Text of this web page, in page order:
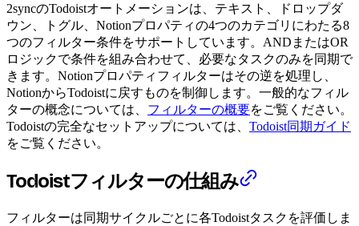
2syncのTodoistオートメーションは、テキスト、ドロップダ
ウン、トグル、Notionプロパティの4つのカテゴリにわたる8
つのフィルター条件をサポートしています。ANDまたはOR
ロジックで条件を組み合わせて、必要なタスクのみを同期で
きます。Notionプロパティフィルターはその逆を処理し、
NotionからTodoistに戻すものを制御します。一般的なフィル
ターの概念については、 フィルターの概要をご覧ください。
Todoistの完全なセットアップについては、 Todoist同期ガイド
をご覧ください。
Todoistフィルターの仕組み
フィルターは同期サイクルごとに各Todoistタスクを評価しま